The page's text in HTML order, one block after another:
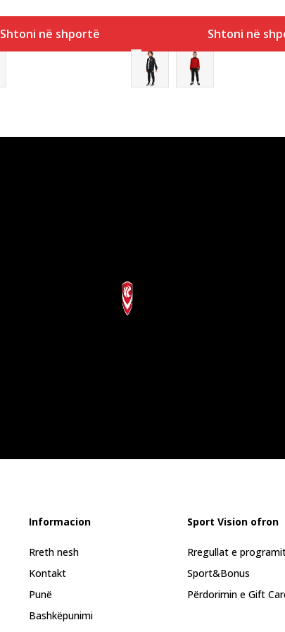
Shtoni në shportë Shtoni në
Informacion
Rreth nesh
Kontakt
Punë
Bashkëpunimi
Sport Vision ofron
Rregullat e
Sport&Bonus
Përdorimin e Gift